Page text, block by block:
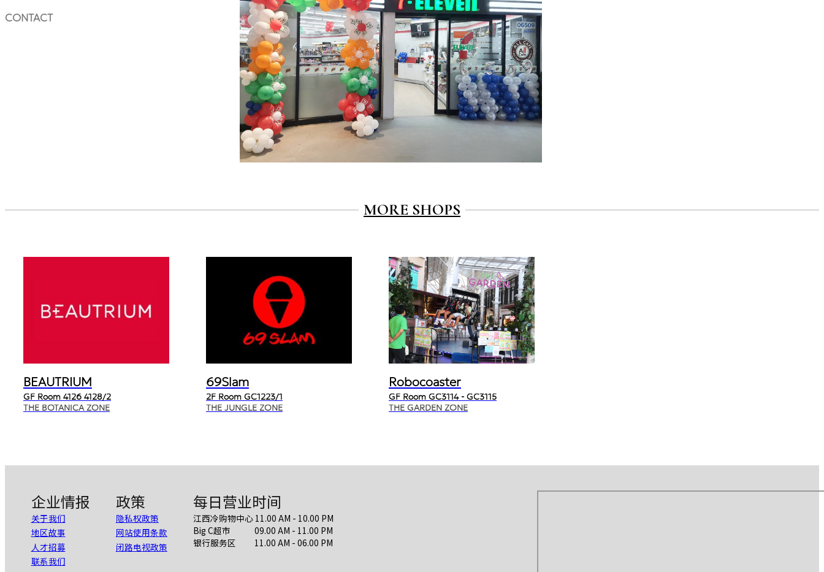
CONTACT
MORE SHOPS
BEAUTRIUM
GF Room 4126 4128/2
THE BOTANICA ZONE
69Slam
2F Room GC1223/1
THE JUNGLE ZONE
Robocoaster
GF Room GC3114 - GC3115
THE GARDEN ZONE
企业情报
关于我们
地区故事
人才招募
联系我们
政策
隐私权政策
网站使用条款
闭路电视政策
每日营业时间
江西冷购物中心 11.00 AM - 10.00 PM
Big C超市 09.00 AM - 11.00 PM
银行服务区 11.00 AM - 06.00 PM